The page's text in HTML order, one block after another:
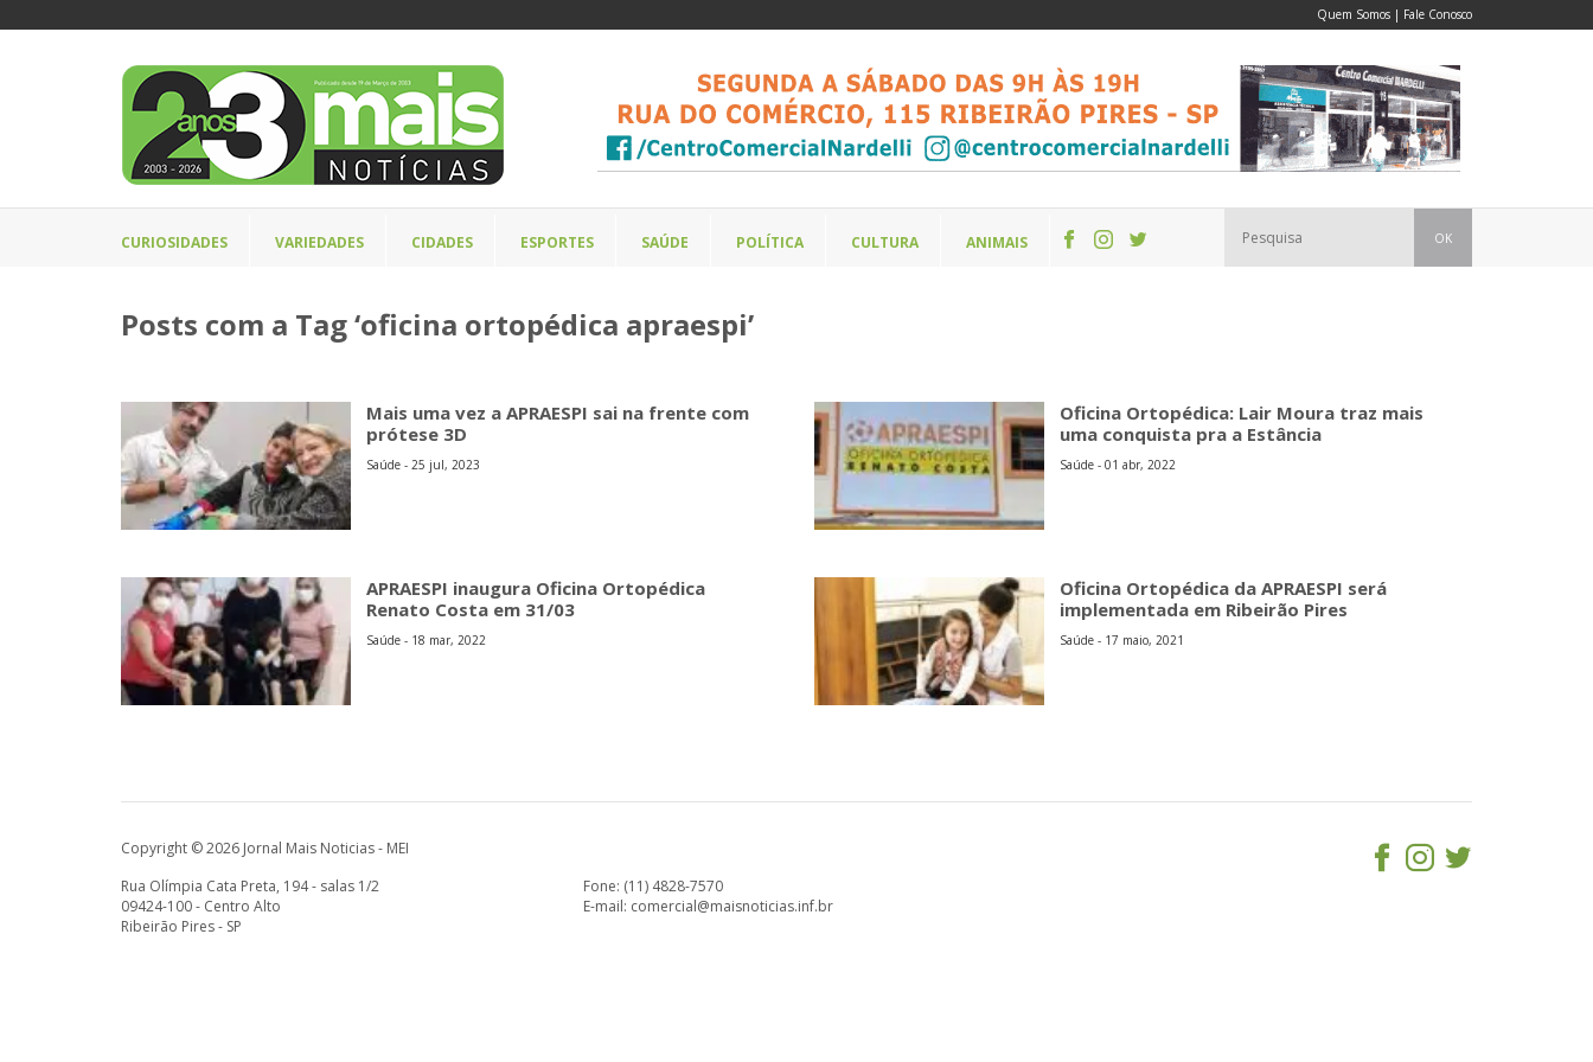
Quem Somos | Fale Conosco
CURIOSIDADES VARIEDADES CIDADES ESPORTES SAÚDE POLÍTICA CULTURA ANIMAIS OK
Posts com a Tag ‘oficina ortopédica apraespi’
Mais uma vez a APRAESPI sai na frente com
prótese 3D
Saúde - 25 jul, 2023
Oficina Ortopédica: Lair Moura traz mais
uma conquista pra a Estância
Saúde - 01 abr, 2022
APRAESPI inaugura Oficina Ortopédica
Renato Costa em 31/03
Saúde - 18 mar, 2022
Oficina Ortopédica da APRAESPI será
implementada em Ribeirão Pires
Saúde - 17 maio, 2021
Copyright © 2026 Jornal Mais Noticias - MEI
Rua Olímpia Cata Preta, 194 - salas 1/2
09424-100 - Centro Alto
Ribeirão Pires - SP
Fone: (11) 4828-7570
E-mail: comercial@maisnoticias.inf.br